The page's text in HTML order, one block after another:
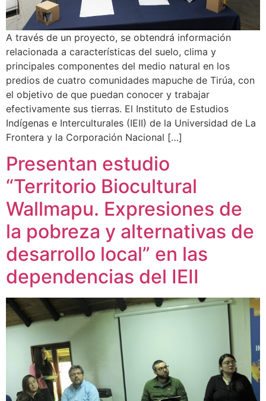
A través de un proyecto, se obtendrá información
relacionada a características del suelo, clima y
principales componentes del medio natural en los
predios de cuatro comunidades mapuche de Tirúa, con
el objetivo de que puedan conocer y trabajar
efectivamente sus tierras. El Instituto de Estudios
Indígenas e Interculturales (IEII) de la Universidad de La
Frontera y la Corporación Nacional […]
Presentan estudio
“Territorio Biocultural
Wallmapu. Expresiones de
la pobreza y alternativas de
desarrollo local” en las
dependencias del IEII